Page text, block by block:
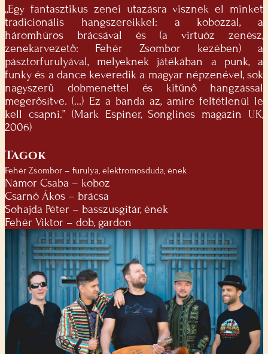
„Egy fantasztikus zenei utazásra visznek el minket
tradicionális hangszereikkel: a kobozzal, a
háromhúros brácsával és (a virtuóz zenész,
zenekarvezető: Fehér Zsombor kezében) a
pásztorfurulyával, melyeknek játékában a punk, a
funky és a dance keveredik a magyar népzenével, sok
nagyszerű dobmenettel és kitűnő hangzással
megerősítve. (...) Ez a banda az, amire feltétlenül le
kell csapni.” (Mark Espiner, Songlines magazin UK,
2006)
Tagok
Fehér Zsombor – furulya, elektromosduda, ének
Námor Csaba – koboz
Csarnó Ákos – brácsa
Sohajda Péter – basszusgitár, ének
Fehér Viktor – dob, gardon